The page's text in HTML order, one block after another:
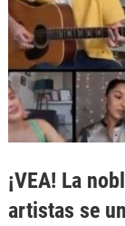
¡VEA! La
artistas se